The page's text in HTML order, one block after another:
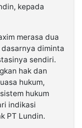
kepada
merasa dua
diminta
sendiri.
hak dan
hukum,
hukum
indikasi
PT Lundin.